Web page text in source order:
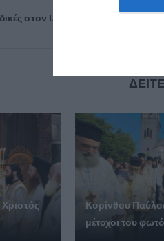
στον Ι.Ν. Αγίου Νικολάου
Κορίνθου
μέτοχοι του